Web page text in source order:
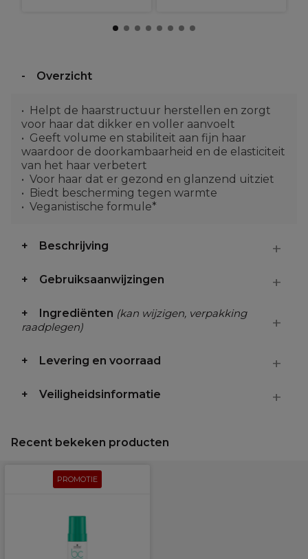
Overzicht
Helpt de haarstructuur herstellen en zorgt
voor haar dat dikker en voller aanvoelt
Geeft volume en stabiliteit aan fijn haar
waardoor de doorkambaarheid en de elasticiteit
van het haar verbetert
Voor haar dat er gezond en glanzend uitziet
Biedt bescherming tegen warmte
Veganistische formule*
Beschrijving
Gebruiksaanwijzingen
Ingrediënten (kan wijzigen, verpakking
raadplegen)
Levering en voorraad
Veiligheidsinformatie
Recent bekeken producten
PROMOTIE